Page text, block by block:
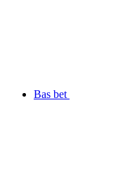
Bas bet